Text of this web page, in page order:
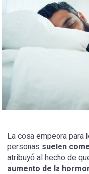
La cosa empeora para
personas suelen
atribuyó́ al hecho de
aumento de la